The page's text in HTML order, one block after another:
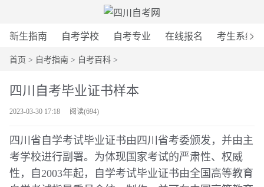
新生指南 自考学校 自考专业 在线报名 考生系统
首页 > 自考指南 > 自考百科 >
四川自考毕业证书样本
2023-03-30 17:18 阅读(694)
四川省自学考试毕业证书由四川省考委颁发，并由主
考学校进行副署。为体现国家考试的严肃性、权威
性，自2003年起，自学考试毕业证书由全国高等教育